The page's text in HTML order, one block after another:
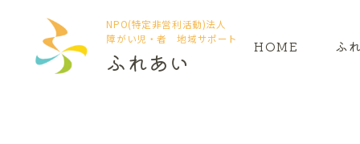
NPO(特定非営利活動)法人
障がい児・者 地域サポート
ふれあい
HOME ふ